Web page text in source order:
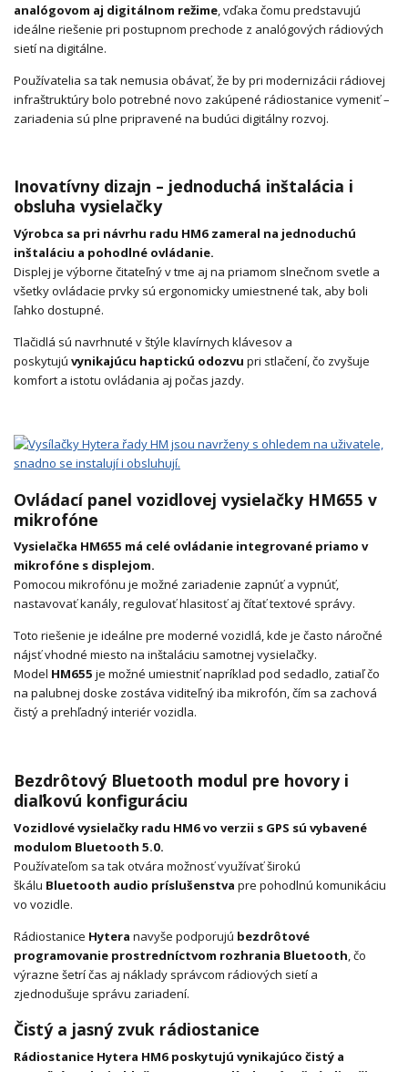
analógovom aj digitálnom režime, vďaka čomu predstavujú
ideálne riešenie pri postupnom prechode z analógových rádiových
sietí na digitálne.
Používatelia sa tak nemusia obávať, že by pri modernizácii rádiovej
infraštruktúry bolo potrebné novo zakúpené rádiostanice vymeniť –
zariadenia sú plne pripravené na budúci digitálny rozvoj.
Inovatívny dizajn – jednoduchá inštalácia i
obsluha vysielačky
Výrobca sa pri návrhu radu HM6 zameral na jednoduchú
inštaláciu a pohodlné ovládanie.
Displej je výborne čitateľný v tme aj na priamom slnečnom svetle a
všetky ovládacie prvky sú ergonomicky umiestnené tak, aby boli
ľahko dostupné.
Tlačidlá sú navrhnuté v štýle klavírnych klávesov a
poskytujú vynikajúcu haptickú odozvu pri stlačení, čo zvyšuje
komfort a istotu ovládania aj počas jazdy.
Ovládací panel vozidlovej vysielačky HM655 v
mikrofóne
Vysielačka HM655 má celé ovládanie integrované priamo v
mikrofóne s displejom.
Pomocou mikrofónu je možné zariadenie zapnúť a vypnúť,
nastavovať kanály, regulovať hlasitosť aj čítať textové správy.
Toto riešenie je ideálne pre moderné vozidlá, kde je často náročné
nájsť vhodné miesto na inštaláciu samotnej vysielačky.
Model HM655 je možné umiestniť napríklad pod sedadlo, zatiaľ čo
na palubnej doske zostáva viditeľný iba mikrofón, čím sa zachová
čistý a prehľadný interiér vozidla.
Bezdrôtový Bluetooth modul pre hovory i
diaľkovú konfiguráciu
Vozidlové vysielačky radu HM6 vo verzii s GPS sú vybavené
modulom Bluetooth 5.0.
Používateľom sa tak otvára možnosť využívať širokú
škálu Bluetooth audio príslušenstva pre pohodlnú komunikáciu
vo vozidle.
Rádiostanice Hytera navyše podporujú bezdrôtové
programovanie prostredníctvom rozhrania Bluetooth, čo
výrazne šetrí čas aj náklady správcom rádiových sietí a
zjednodušuje správu zariadení.
Čistý a jasný zvuk rádiostanice
Rádiostanice Hytera HM6 poskytujú vynikajúco čistý a